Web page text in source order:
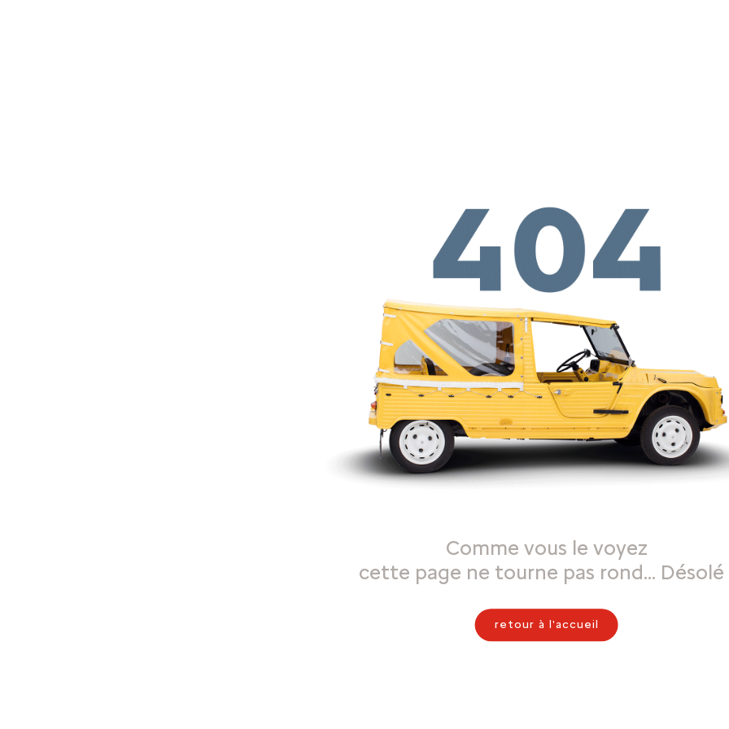
Comme vous le voyez
cette page ne tourne pas rond… Désolé
retour à l'accueil